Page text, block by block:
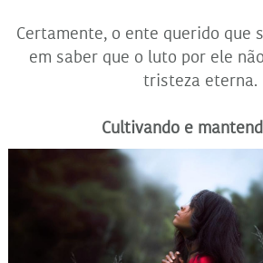
Certamente, o ente querido que
em saber que o luto por ele
tristeza eterna.
Cultivando e